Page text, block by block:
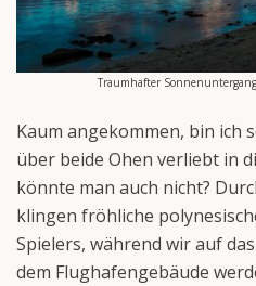
Traumhafter
Kaum angekommen, bin ich
über beide Ohen verliebt in
könnte man auch nicht?
klingen fröhliche
Spielers, während wir auf
dem Flughafengebäude